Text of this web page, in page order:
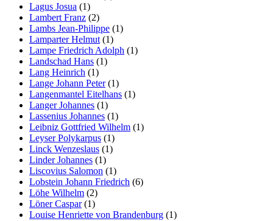
Lagus Josua (1)
Lambert Franz (2)
Lambs Jean-Philippe (1)
Lamparter Helmut (1)
Lampe Friedrich Adolph (1)
Landschad Hans (1)
Lang Heinrich (1)
Lange Johann Peter(1)
Langenmantel Eitelhans (1)
Langer Johannes (1)
Lassenius Johannes (1)
Leibniz Gottfried Wilhelm (1)
Leyser Polykarpus (1)
Linck Wenzeslaus (1)
Linder Johannes (1)
Liscovius Salomon (1)
Lobstein Johann Friedrich (6)
Löhe Wilhelm (2)
Löner Caspar(1)
Louise Henriette von Brandenburg (1)